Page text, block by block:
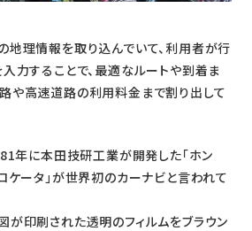
地理情報を取り込んでいて、利用者が行
入力することで、最適なルートや到着ま
や高速道路の利用料金まで割り出して
年に本田技研工業が開発した「ホン
ケータ」が世界初のカーナビと言われて
が印刷された透明のフィルムをブラウン